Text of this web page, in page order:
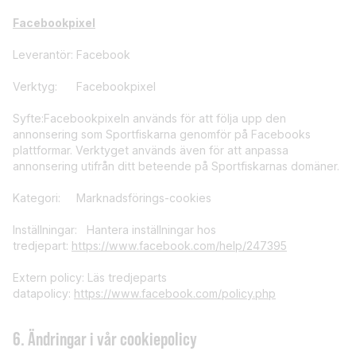
Facebookpixel
Leverantör: Facebook
Verktyg: Facebookpixel
Syfte:Facebookpixeln används för att följa upp den
annonsering som Sportfiskarna genomför på Facebooks
plattformar. Verktyget används även för att anpassa
annonsering utifrån ditt beteende på Sportfiskarnas domäner.
Kategori: Marknadsförings-cookies
Inställningar: Hantera inställningar hos
tredjepart: https://www.facebook.com/help/247395
Extern policy: Läs tredjeparts
datapolicy: https://www.facebook.com/policy.php
6. Ändringar i vår cookiepolicy